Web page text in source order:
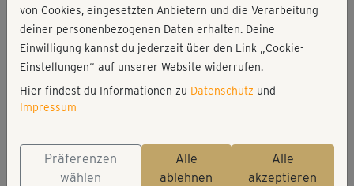
40 Min
360 kcal
Jannie Lindeque
Step
von Cookies, eingesetzten Anbietern und die Verarbeitung
deiner personenbezogenen Daten erhalten. Deine
Einwilligung kannst du jederzeit über den Link „Cookie-
Einstellungen“ auf unserer Website widerrufen.
Hier findest du Informationen zu Datenschutz und
Impressum
Präferenzen
wählen
Alle
ablehnen
Alle
akzeptieren